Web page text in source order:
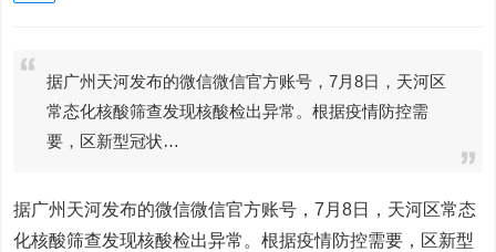
据广州天河发布的微信微信官方账号，7月8日，天河区
常态化核酸筛查发现核酸检出异常。根据疫情防控需
要，区新型冠状…
据广州天河发布的微信微信官方账号，7月8日，天河区常态
化核酸筛查发现核酸检出异常。根据疫情防控需要，区新型